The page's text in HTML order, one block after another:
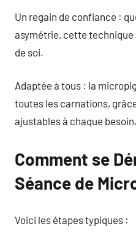
Un regain de confiance :
asymétrie, cette technique
de soi.
Adaptée à tous : la
toutes les carnations,
ajustables à chaque besoin.
Comment se
Séance de
Voici les étapes typiques :